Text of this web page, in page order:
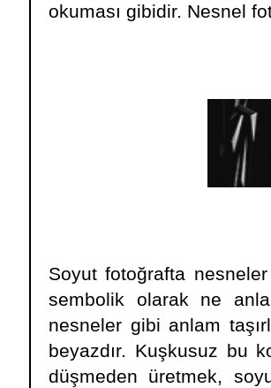
okuması gibidir. Nesnel
Soyut fotoğrafta
sembolik olarak ne
nesneler gibi anlam
beyazdır. Kuşkusuz bu
düşmeden üretmek,